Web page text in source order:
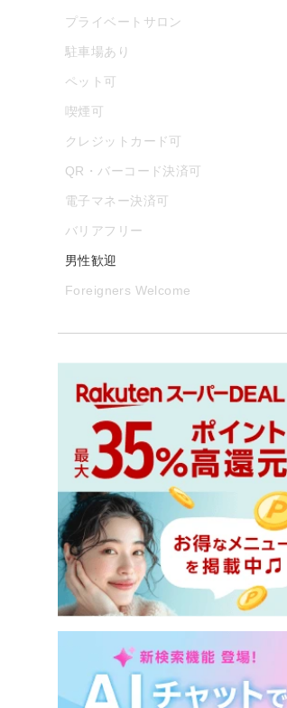
プライベートサロン
駐車場あり
ペット可
喫煙可
クレジットカード可
QR・バーコード決済可
電子マネー決済可
バリアフリー
男性歓迎
Foreigners Welcome